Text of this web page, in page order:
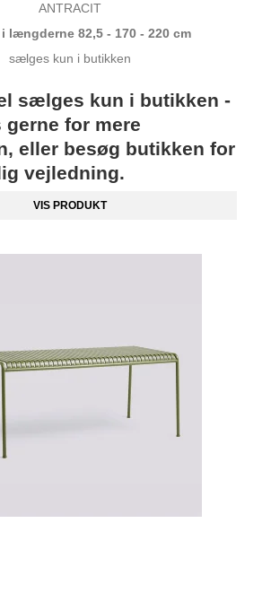
ANTRACIT
længderne 82,5 - 170 - 220 cm
sælges kun i butikken
sælges kun i butikken -
gerne for mere
eller besøg butikken for
vejledning.
VIS PRODUKT